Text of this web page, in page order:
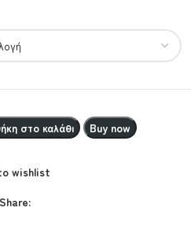
στο καλάθι Buy now
wishlist
Share: